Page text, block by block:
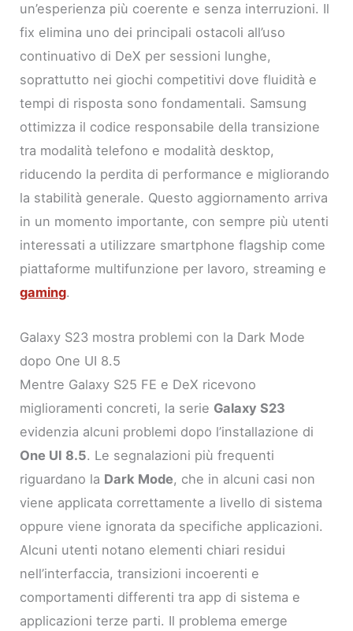
un’esperienza più coerente e senza interruzioni. Il
fix elimina uno dei principali ostacoli all’uso
continuativo di DeX per sessioni lunghe,
soprattutto nei giochi competitivi dove fluidità e
tempi di risposta sono fondamentali. Samsung
ottimizza il codice responsabile della transizione
tra modalità telefono e modalità desktop,
riducendo la perdita di performance e migliorando
la stabilità generale. Questo aggiornamento arriva
in un momento importante, con sempre più utenti
interessati a utilizzare smartphone flagship come
piattaforme multifunzione per lavoro, streaming e
gaming.
Galaxy S23 mostra problemi con la Dark Mode
dopo One UI 8.5
Mentre Galaxy S25 FE e DeX ricevono
miglioramenti concreti, la serie Galaxy S23
evidenzia alcuni problemi dopo l’installazione di
One UI 8.5. Le segnalazioni più frequenti
riguardano la Dark Mode, che in alcuni casi non
viene applicata correttamente a livello di sistema
oppure viene ignorata da specifiche applicazioni.
Alcuni utenti notano elementi chiari residui
nell’interfaccia, transizioni incoerenti e
comportamenti differenti tra app di sistema e
applicazioni terze parti. Il problema emerge